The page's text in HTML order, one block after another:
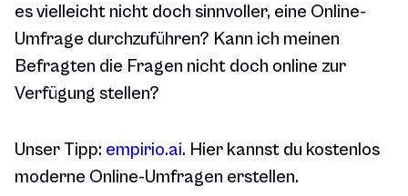
es vielleicht nicht doch sinnvoller, eine Online-
Umfrage durchzuführen? Kann ich meinen
Befragten die Fragen nicht doch online zur
Verfügung stellen?
Unser Tipp: empirio.ai. Hier kannst du kostenlos
moderne Online-Umfragen erstellen.